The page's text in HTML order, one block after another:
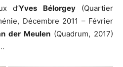
d’Yves Bélorgey(Quartier
Décembre 2011 – Février
der Meulen (Quadrum, 2017)